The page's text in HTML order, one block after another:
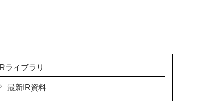
IRライブラリ
最新IR資料